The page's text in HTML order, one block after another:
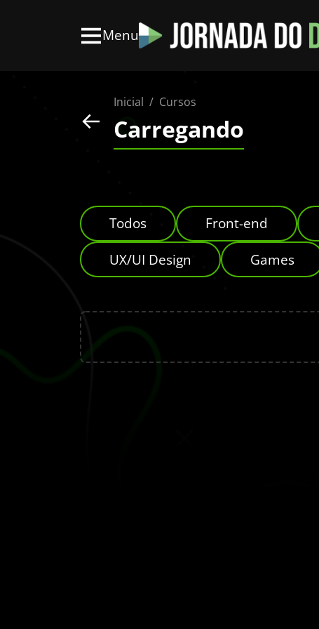
Menu
Inicial Cursos
Carregando
Todos Front-end
UX/UI Design
Games